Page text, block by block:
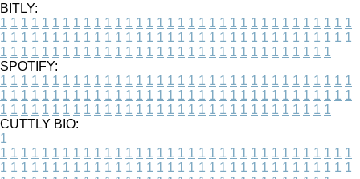
BITLY:
1 1 1 1 1 1 1 1 1 1 1 1 1 1 1 1 1 1 1 1 1 1 1 1 1 1 1 1 1 1 1 1 1 1
1 1 1 1 1 1 1 1 1 1 1 1 1 1 1 1 1 1 1 1 1 1 1 1 1 1 1 1 1 1 1 1 1 1
1 1 1 1 1 1 1 1 1 1 1 1 1 1 1 1 1 1 1 1 1 1 1 1 1 1 1 1 1 1 1 1
SPOTIFY:
1 1 1 1 1 1 1 1 1 1 1 1 1 1 1 1 1 1 1 1 1 1 1 1 1 1 1 1 1 1 1 1 1 1
1 1 1 1 1 1 1 1 1 1 1 1 1 1 1 1 1 1 1 1 1 1 1 1 1 1 1 1 1 1 1 1 1 1
1 1 1 1 1 1 1 1 1 1 1 1 1 1 1 1 1 1 1 1 1 1 1 1 1 1 1 1 1 1 1 1
CUTTLY BIO:
1
1 1 1 1 1 1 1 1 1 1 1 1 1 1 1 1 1 1 1 1 1 1 1 1 1 1 1 1 1 1 1 1 1 1
1 1 1 1 1 1 1 1 1 1 1 1 1 1 1 1 1 1 1 1 1 1 1 1 1 1 1 1 1 1 1 1 1 1